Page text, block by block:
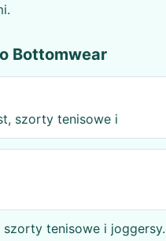
Bottomwear
szorty tenisowe i
szorty tenisowe i joggersy.